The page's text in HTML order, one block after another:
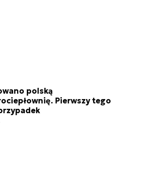
polską
Pierwszy tego